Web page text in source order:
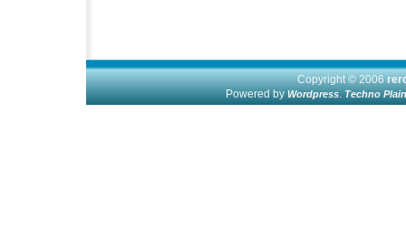
Copyright © 2006
Powered byWordpress.Techno Plain